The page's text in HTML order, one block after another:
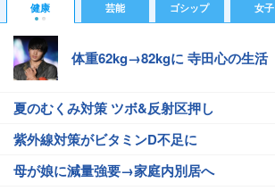
健康 芸能 ゴシップ 女子
体重62kg→82kgに 寺田心の生活
夏のむくみ対策 ツボ&反射区押し
紫外線対策がビタミンD不足に
母が娘に減量強要→家庭内別居へ